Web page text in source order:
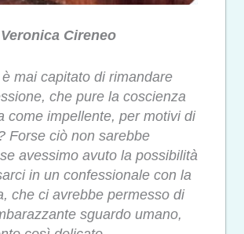
Cireneo
mai capitato di rimandare
che pure la coscienza
come impellente, per motivi di
Forse ciò non sarebbe
avessimo avuto la possibilità
in un confessionale con la
che ci avrebbe permesso di
sguardo umano,